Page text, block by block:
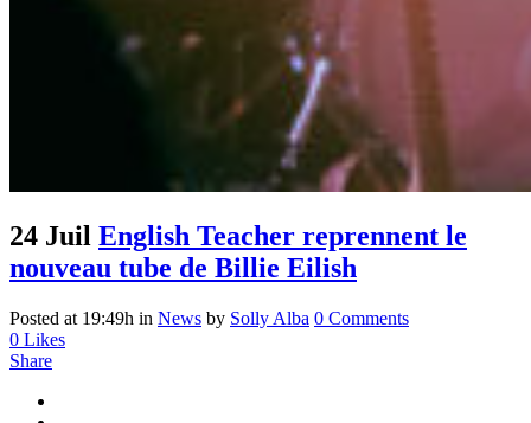
24 Juil English Teacher reprennent le
nouveau tube de Billie Eilish
Posted at 19:49h in News by Solly Alba 0 Comments
0 Likes
Share